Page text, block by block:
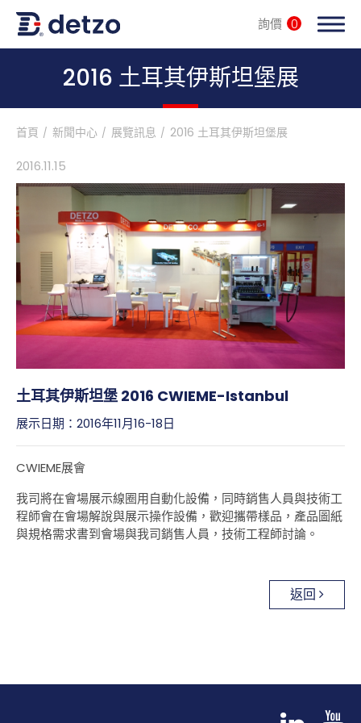
詢價 0
內頁banner 測試
2016 土耳其伊斯坦堡展
首頁 新聞中心 展覽訊息 2016 土耳其伊斯坦堡展
2016.11.15
土耳其伊斯坦堡 2016 CWIEME-Istanbul
展示日期：2016年11月16-18日
CWIEME展會
我司將在會場展示線圈用自動化設備，同時銷售人員與技術工
程師會在會場解說與展示操作設備，歡迎攜帶樣品，產品圖紙
與規格需求書到會場與我司銷售人員，技術工程師討論。
返回
全自動設備整廠輸出
產業解決方案
客戶服務
服務據點
新聞中心
展覽訊息
最新消息
關於DETZO
聯絡我們